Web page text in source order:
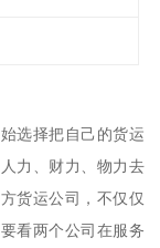
选择把自己的货运
力、财力、物力去
货运公司，不仅仅
看两个公司在服务